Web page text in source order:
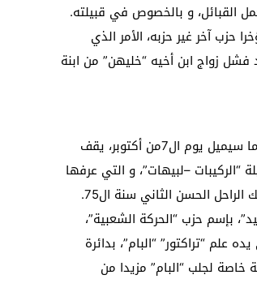
القبائل، و بالخصوص في قبيلته.
حزب آخر غير حزبه، الأمر الذي
زواج ابن أخيه “خليهن” من ابنة
في الكفة الأخرى لميزان قبيلة “الركيبات” الذي لا يعرف إلى أيهما سيميل يوم ال7من أكتوبر، يقف
“الركيبات –لبيهات”، و التي عرفها
المشهد السياسي بالصحراء منذ بيعة “خطري ولد الجماني” للملك الراحل الحسن الثاني سنة ال75.
بإسم حزب “الحركة الشعبية”،
علم “تراكتور” “البام”، بدائرة
خاصة لجلب “البام” مزيدا من